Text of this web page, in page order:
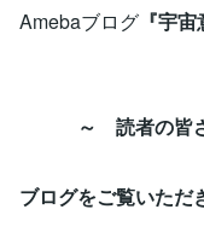
Amebaブログ 『宇
～ 読者の皆
ブログをご覧いただ